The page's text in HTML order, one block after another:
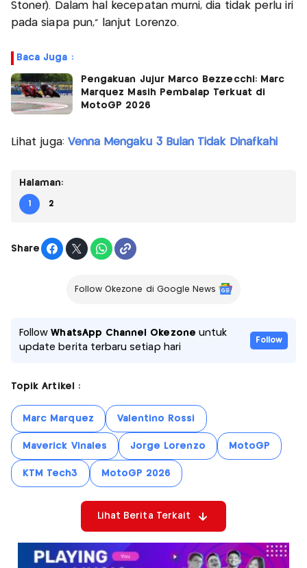
Stoner). Dalam hal kecepatan murni, dia tidak perlu iri
pada siapa pun,” lanjut Lorenzo.
Baca Juga :
Pengakuan Jujur Marco Bezzecchi: Marc
Marquez Masih Pembalap Terkuat di
MotoGP 2026
Lihat juga: Venna Mengaku 3 Bulan Tidak Dinafkahi
Halaman:
1 2
Share
Follow Okezone di Google News
FollowWhatsApp Channel Okezone untuk
update berita terbaru setiap hari
Follow
Topik Artikel :
Marc Marquez Valentino Rossi
Maverick Vinales Jorge Lorenzo MotoGP
KTM Tech3 MotoGP 2026
Lihat Berita Terkait